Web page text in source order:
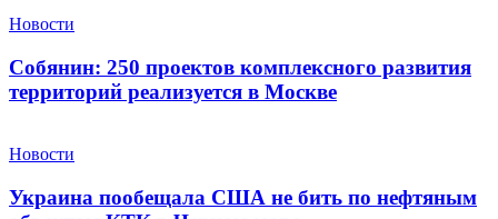
Новости
Собянин: 250 проектов комплексного развития
территорий реализуется в Москве
Новости
Украина пообещала США не бить по нефтяным